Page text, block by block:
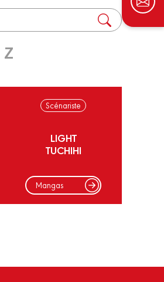
Z
Scénariste
LIGHT
TUCHIHI
Mangas